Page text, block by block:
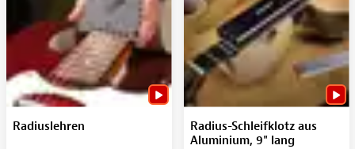
Radiuslehren
Radius-Schleifklotz aus
Aluminium, 9" lang